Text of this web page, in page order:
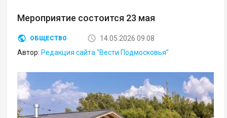
Мероприятие состоится 23 мая
ОБЩЕСТВО
14.05.2026 09:08
Автор: Редакция сайта "Вести Подмосковья"